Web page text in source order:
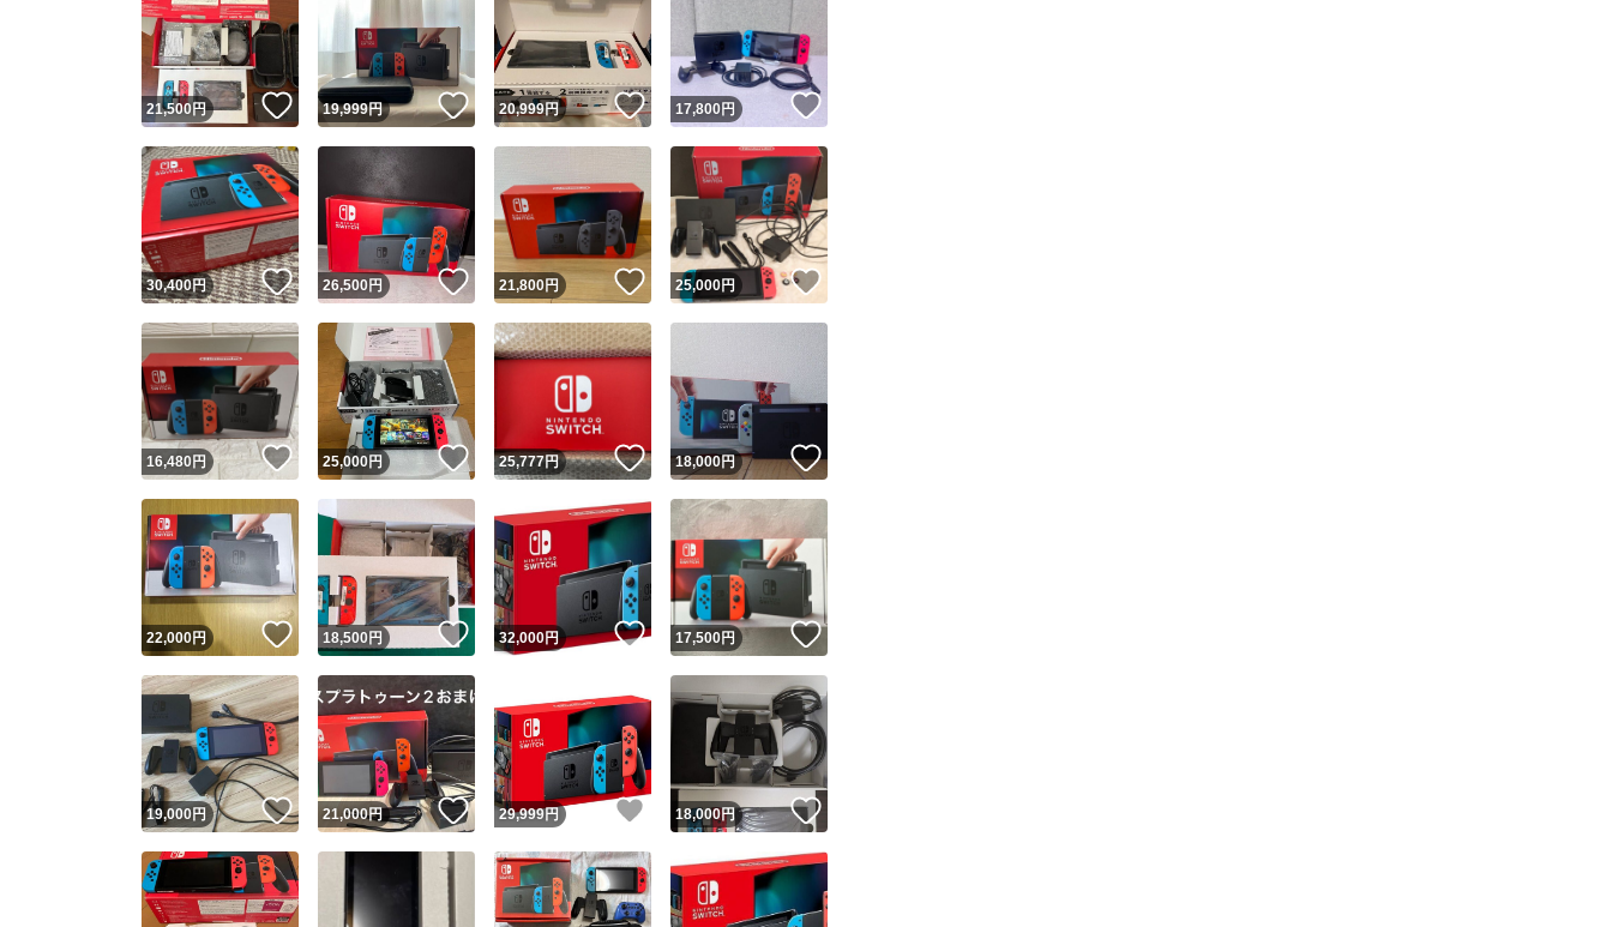
21,500 円 いいね！
19,999円 いいね！
20,999円 いいね！
17,800円
30,400円 いいね！
26,500円 いいね！
21,800円 いいね！
25,000円
16,480円 いいね！
25,000円 いいね！
25,777円 いいね！
18,000円 いいね！
22,000円 いいね！
18,500円 いいね！
32,000円 いいね！
17,500円 いいね！
19,000円 いいね！
21,000円 いいね！
29,999円 いいね！
18,000円